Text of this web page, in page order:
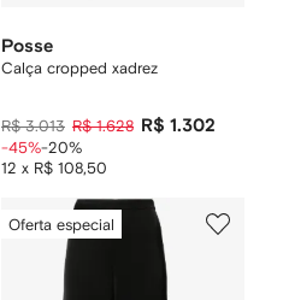
Posse
Calça cropped xadrez
R$ 3.013 R$ 1.628 R$ 1.302
12 x R$ 108,50
-45%-20%
Oferta especial